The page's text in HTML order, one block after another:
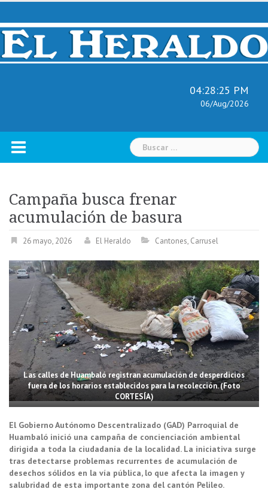
Skip
content
04:28:26 PM
06/Aug/2026
Buscar:
Campaña busca frenar
acumulación de basura
26 mayo, 2026 El Heraldo Cantones, Carrusel
Las calles de Huambaló registran acumulación de desperdicios
fuera de los horarios establecidos para la recolección. (Foto
CORTESÍA)
El Gobierno Autónomo Descentralizado (GAD) Parroquial de
Huambaló inició una campaña de concienciación ambiental
dirigida a toda la ciudadanía de la localidad. La iniciativa surge
tras detectarse problemas recurrentes de acumulación de
desechos sólidos en la vía pública, lo que afecta la imagen y
salubridad de esta importante zona del cantón Pelileo.